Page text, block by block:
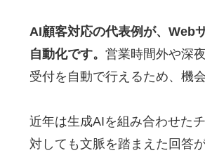
リスト生成・拡張AI
音声自動チェックに
電話AI・音声合成に
AI顧客対応の代表例が、Web
自動化です。 営業時間外や深
受付を自動で行えるため、機
近年は生成AIを組み合わせた
対しても文脈を踏まえた回答